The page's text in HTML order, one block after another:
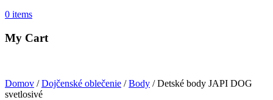
0 items
My Cart
Domov /Dojčenské oblečenie /Body / Detské body JAPI DOG
svetlosivé